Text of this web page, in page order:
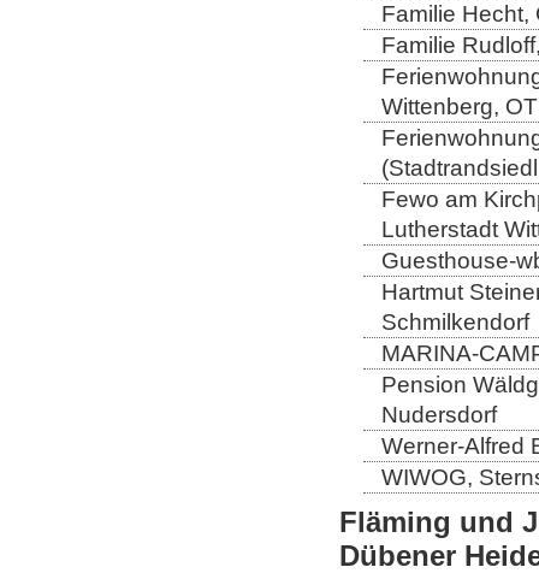
Familie Hecht,
Familie
Wittenberg,
Fewo am
Lutherstadt
Guesthouse-
Hartmut
Schmilkendorf
MARINA-
Pension
Nudersdorf
Werner-Alfred
WIWOG,
Fläming und
Dübener